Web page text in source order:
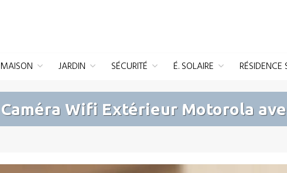
MAISON JARDIN SÉCURITÉ É. SOLAIRE RÉSIDENCE
Caméra Wifi Extérieur Motorola